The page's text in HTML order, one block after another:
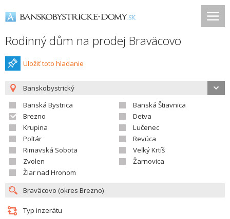
Rodinný dům na prodej Braväcovo
Uložiť toto hladanie
Banskobystrický
Banská Bystrica
Banská Štiavnica
Brezno
Detva
Krupina
Lučenec
Poltár
Revúca
Rimavská Sobota
Veľký Krtíš
Zvolen
Žarnovica
Žiar nad Hronom
Typ inzerátu